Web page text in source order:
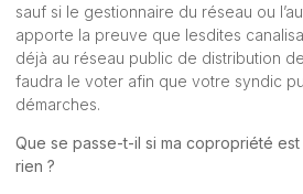
sauf si le gestionnaire du réseau ou
apporte la preuve que lesdites
déjà au réseau public de distribution
faudra le voter afin que votre syndic
démarches.
Que se passe-t-il si ma copropriété
rien ?